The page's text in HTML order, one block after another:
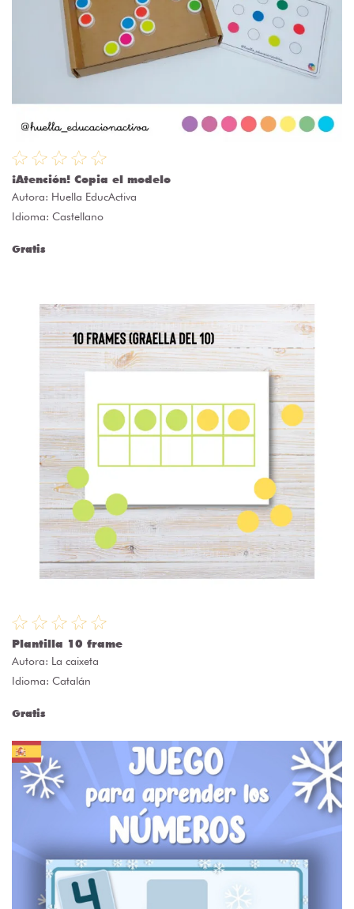
¡Atención! Copia el modelo
Autora: Huella EducActiva
Idioma: Castellano
Gratis
Plantilla 10 frame
Autora: La caixeta
Idioma: Catalán
Gratis